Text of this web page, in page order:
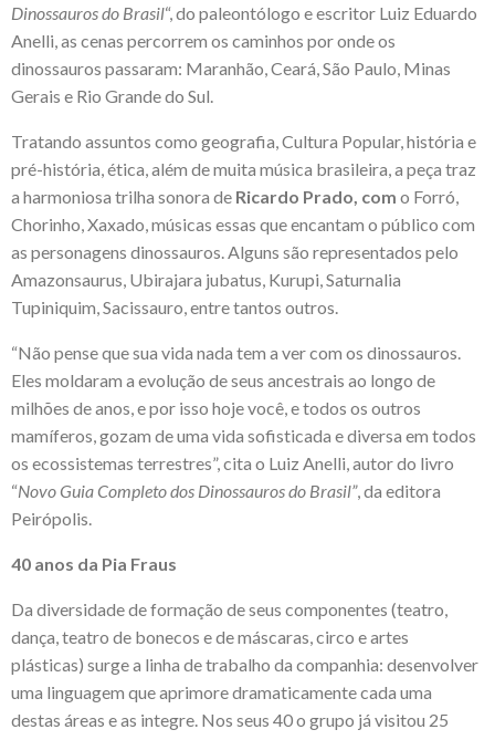
Dinossauros do Brasil“, do paleontólogo e escritor Luiz Eduardo
Anelli, as cenas percorrem os caminhos por onde os
dinossauros passaram: Maranhão, Ceará, São Paulo, Minas
Gerais e Rio Grande do Sul.
Tratando assuntos como geografia, Cultura Popular, história e
pré-história, ética, além de muita música brasileira, a peça traz
a harmoniosa trilha sonora de Ricardo Prado, com o Forró,
Chorinho, Xaxado, músicas essas que encantam o público com
as personagens dinossauros. Alguns são representados pelo
Amazonsaurus, Ubirajara jubatus, Kurupi, Saturnalia
Tupiniquim, Sacissauro, entre tantos outros.
“Não pense que sua vida nada tem a ver com os dinossauros.
Eles moldaram a evolução de seus ancestrais ao longo de
milhões de anos, e por isso hoje você, e todos os outros
mamíferos, gozam de uma vida sofisticada e diversa em todos
os ecossistemas terrestres”, cita o Luiz Anelli, autor do livro
“NovoGuia Completo dos Dinossauros do Brasil”, da editora
Peirópolis.
40 anos da Pia Fraus
Da diversidade de formação de seus componentes (teatro,
dança, teatro de bonecos e de máscaras, circo e artes
plásticas) surge a linha de trabalho da companhia: desenvolver
uma linguagem que aprimore dramaticamente cada uma
destas áreas e as integre. Nos seus 40 o grupo já visitou 25